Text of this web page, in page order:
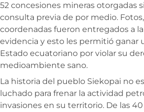
52 concesiones mineras otorgadas
consulta previa de por medio.
coordenadas fueron entregados a
evidencia y esto les permitió ganar
Estado ecuatoriano por violar su
medioambiente sano.
La historia del pueblo Siekopai no
luchado para frenar la actividad
invasiones en su territorio. De las